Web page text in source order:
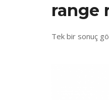
range
Tek bir sonuç